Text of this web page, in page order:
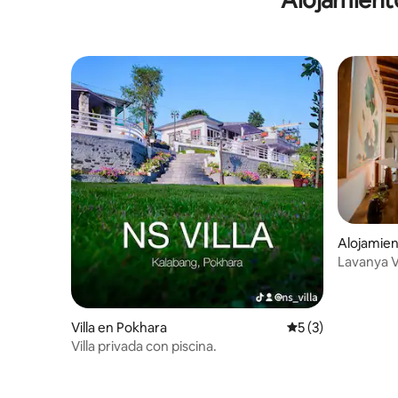
Villa en Pokhara Calificación
5 (3)
Villa privada con piscina.
Lavanya